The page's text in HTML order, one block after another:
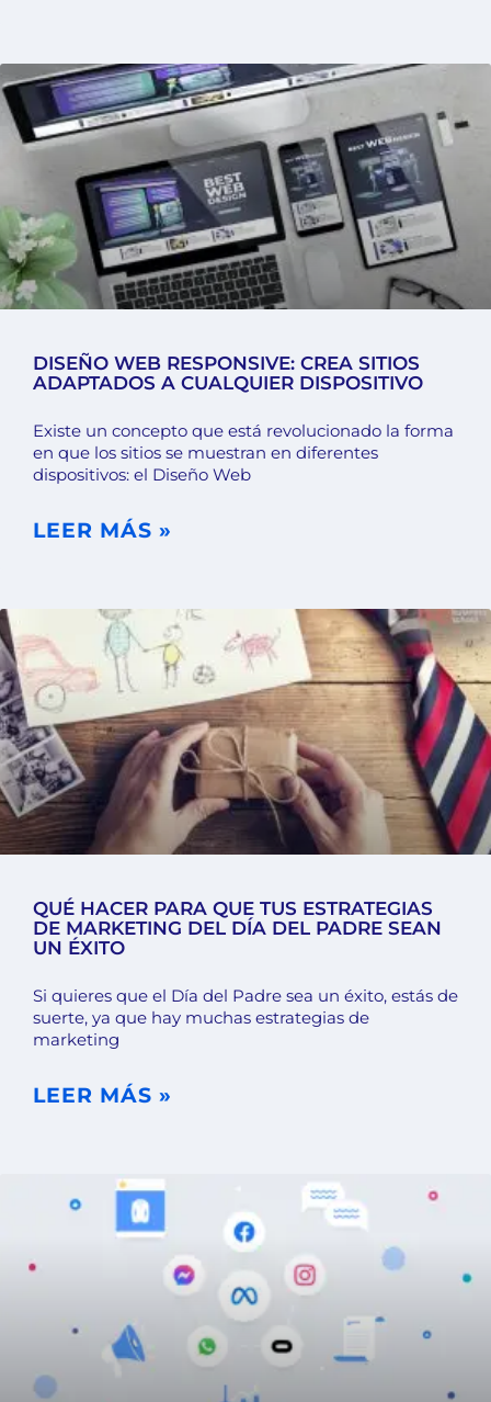
DISEÑO WEB RESPONSIVE: CREA SITIOS
ADAPTADOS A CUALQUIER DISPOSITIVO
Existe un concepto que está revolucionado la forma
en que los sitios se muestran en diferentes
dispositivos: el Diseño Web
LEER MÁS »
QUÉ HACER PARA QUE TUS ESTRATEGIAS
DE MARKETING DEL DÍA DEL PADRE SEAN
UN ÉXITO
Si quieres que el Día del Padre sea un éxito, estás de
suerte, ya que hay muchas estrategias de
marketing
LEER MÁS »